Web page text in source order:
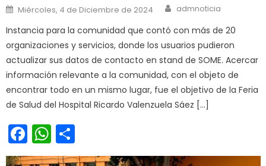
Posted on
Miércoles, 4 de Diciembre de 2024 Author
admnoticia
Instancia para la comunidad que contó con más de 20
organizaciones y servicios, donde los usuarios pudieron
actualizar sus datos de contacto en stand de SOME. Acercar
información relevante a la comunidad, con el objeto de
encontrar todo en un mismo lugar, fue el objetivo de la Feria
de Salud del Hospital Ricardo Valenzuela Sáez […]
Facebook
WhatsApp